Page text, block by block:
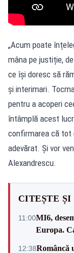
„Acum poate
mâna pe justiție,
ce își doresc să
și interimari.
pentru a acoperi
întâmplă acest
confirmarea că tot
adevărat. Și vor
Alexandrescu.
CITEȘTE ȘI
11:00MI6,
Europa.
12:38Româncă